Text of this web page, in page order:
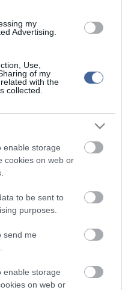
my
Advertising.
Use,
of my
with the
collected.
enable storage
cookies on web or
to be sent to
purposes.
send me
enable storage
on web or
hírei:
gólyát megmentő
tervet fogadott el a
zöldebb
katonai motorkerékpár
hogy jövő kedden legyen
inni egy férfi Tiszakécskénél -
a kamera